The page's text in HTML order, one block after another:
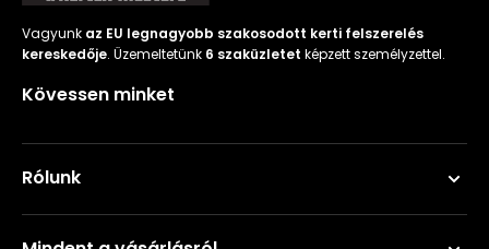
Vagyunk az EU legnagyobb szakosodott kerti felszerelés
kereskedője. Üzemeltetünk 6 szaküzletet képzett személyzettel.
Kövessen minket
Rólunk